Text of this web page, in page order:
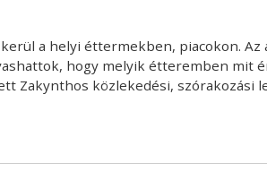
a helyi éttermekben, piacokon. Az
hogy melyik étteremben mit
Zakynthos közlekedési, szórakozási